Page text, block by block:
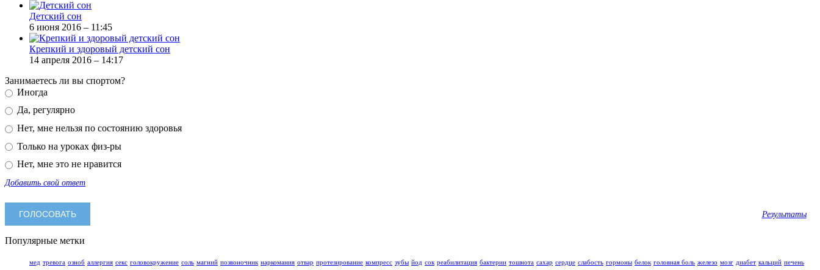
Детский сон
6 июня 2016 – 11:45
Крепкий и здоровый детский сон
14 апреля 2016 – 14:17
Занимаетесь ли вы спортом?
Иногда
Да, регулярно
Нет, мне нельзя по состоянию здоровья
Только на уроках физ-ры
Нет, мне это не нравится
Добавить свой ответ
Результаты
Популярные метки
мед тревога озноб аллергия секс головокружение соль магний позвоночник наркомания отвар протезирование компресс зубы йод сок реабилитация бактерии тошнота сахар сердце слабость гормоны белок головная боль железо мозг диабет кальций печень